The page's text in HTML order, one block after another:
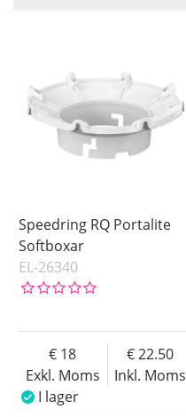
Speedring RQ Portalite
Softboxar
EL-26340
Exkl. Moms
18
Inkl. Moms
22.50
I lager